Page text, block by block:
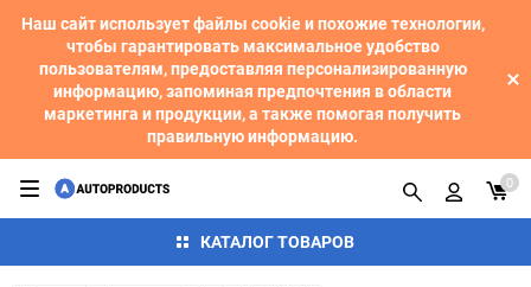
Наш сайт использует файлы cookie и похожие технологии,
чтобы гарантировать максимальное удобство
пользователям, предоставляя персонализированную
информацию, запоминая предпочтения в области
маркетинга и продукции, а также помогая получить
правильную информацию.
КАТАЛОГ ТОВАРОВ
0